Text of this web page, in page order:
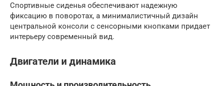
Спортивные сиденья обеспечивают надежную
фиксацию в поворотах, а минималистичный дизайн
центральной консоли с сенсорными кнопками придает
интерьеру современный вид.
Двигатели и динамика